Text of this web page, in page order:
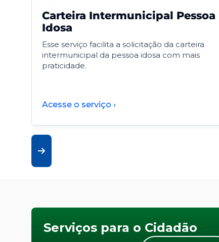
Carteira Intermunicipal Pessoa
Idosa
Esse serviço facilita a solicitação da carteira
intermunicipal da pessoa idosa com mais
praticidade.
Acesse o serviço ›
Serviços para o Cidadão